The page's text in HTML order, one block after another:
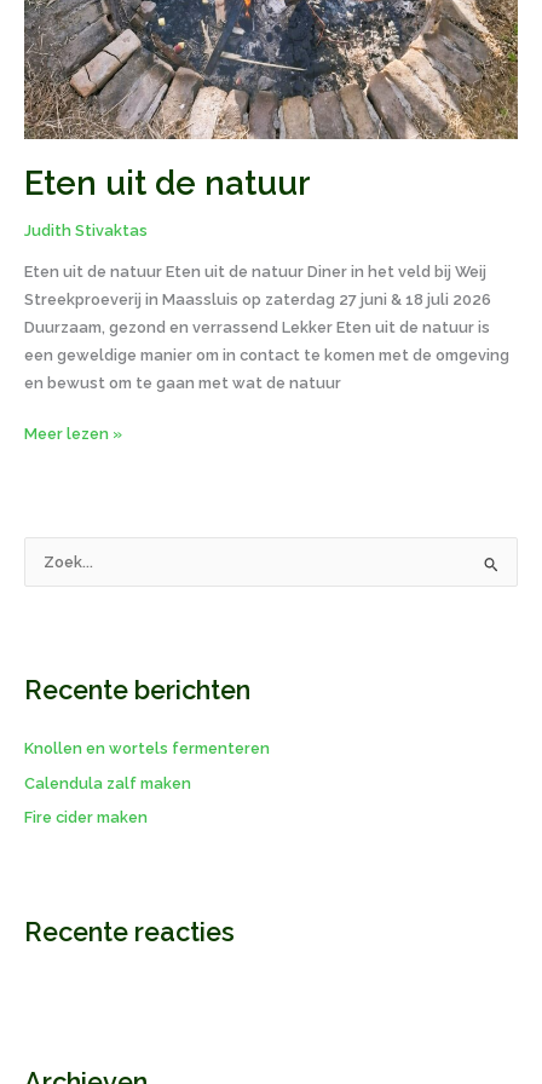
Eten uit de natuur
Judith Stivaktas
Eten uit de natuur Eten uit de natuur Diner in het veld bij Weij
Streekproeverij in Maassluis op zaterdag 27 juni & 18 juli 2026
Duurzaam, gezond en verrassend Lekker Eten uit de natuur is
een geweldige manier om in contact te komen met de omgeving
en bewust om te gaan met wat de natuur
Meer lezen »
n
a
r
:
Recente berichten
Knollen en wortels fermenteren
Calendula zalf maken
Fire cider maken
Recente reacties